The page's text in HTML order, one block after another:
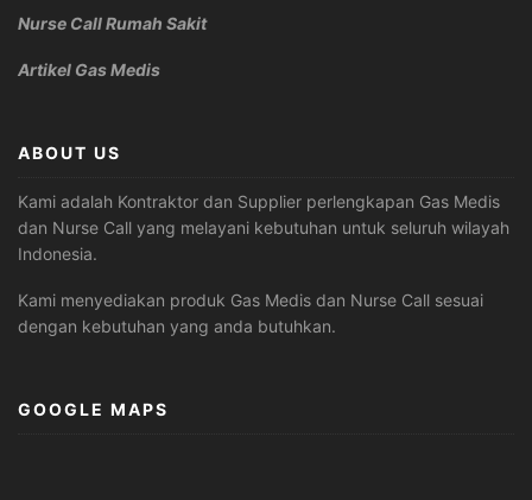
Nurse Call Rumah Sakit
Artikel Gas Medis
ABOUT US
Kami adalah Kontraktor dan Supplier perlengkapan Gas Medis
dan Nurse Call yang melayani kebutuhan untuk seluruh wilayah
Indonesia.
Kami menyediakan produk Gas Medis dan Nurse Call sesuai
dengan kebutuhan yang anda butuhkan.
GOOGLE MAPS